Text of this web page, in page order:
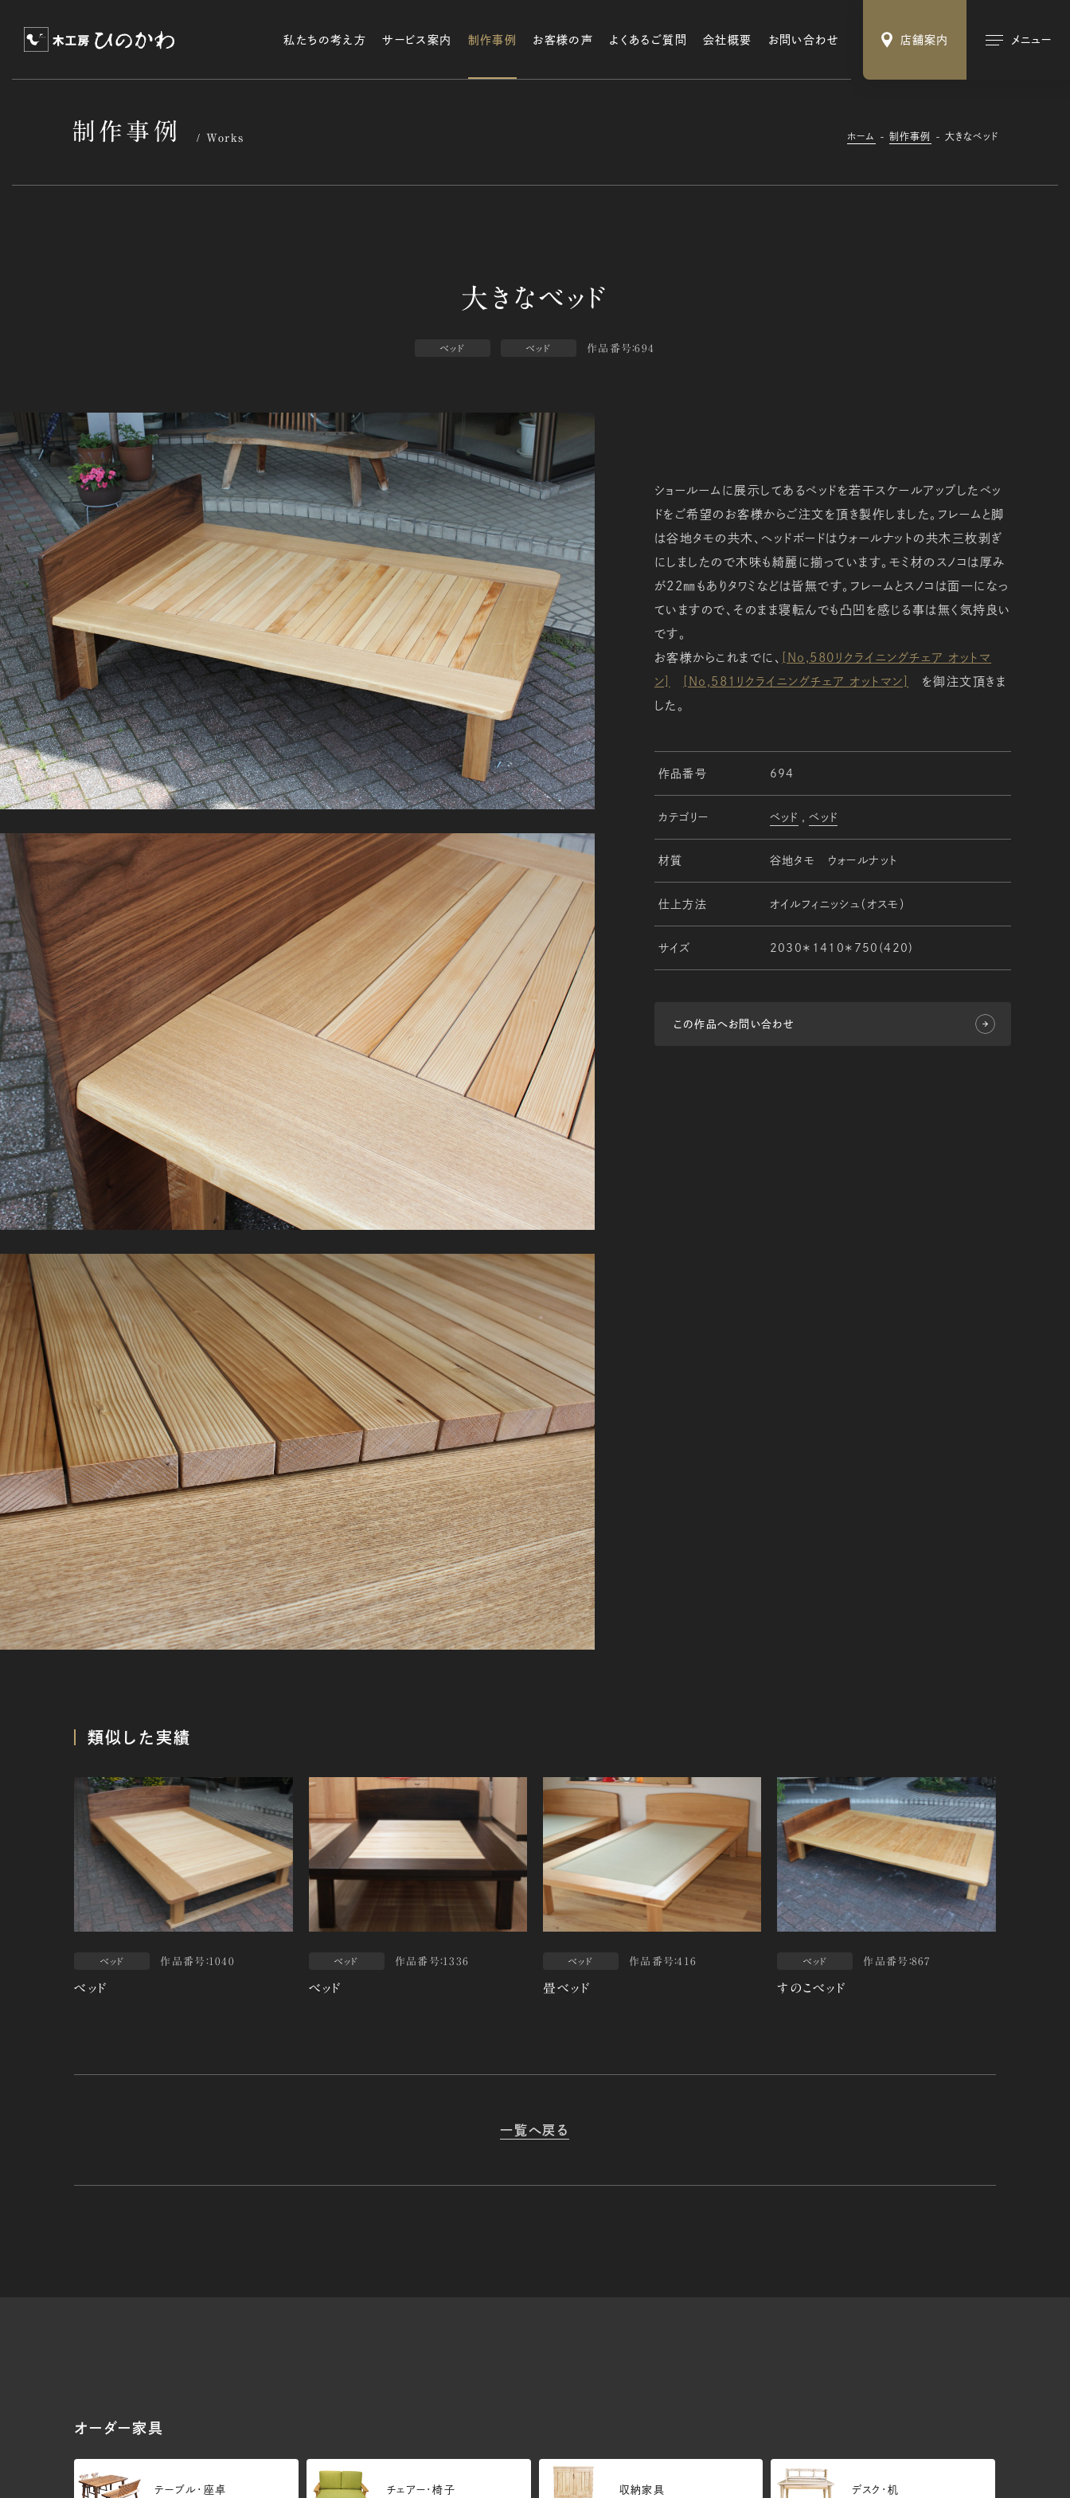
私たちの考え方 サービス案内 制作事例 お客様の声 よくあるご質問 会社概要 お問い合わせ 店舗案内 メニュー
制作事例 Works ホーム 制作事例 大きなベッド
ベッド ベッド 作品番号：694
ショールームに展示してあるベッドを若干スケールアップしたベッ
ドをご希望のお客様からご注文を頂き製作しました。フレームと脚
は谷地タモの共木、ヘッドボードはウォールナットの共木三枚剥ぎ
にしましたので木味も綺麗に揃っています。モミ材のスノコは厚み
が22㎜もありタワミなどは皆無です。フレームとスノコは面一になっ
ていますので、そのまま寝転んでも凸凹を感じる事は無く気持良い
です。
お客様からこれまでに、 [No,580リクライニングチェア オットマ
ン] [No,581リクライニングチェア オットマン] を御注文頂きま
した。
作品番号 694
カテゴリー ベッド ベッド
材質 谷地タモ ウォールナット
仕上方法 オイルフィニッシュ（オスモ）
サイズ 2030＊1410＊750(420)
この作品へお問い合わせ
類似した実績
ベッド 作品番号：1040
ベッド
ベッド 作品番号：1336
ベッド
ベッド 作品番号：416
畳ベッド
ベッド 作品番号：867
すのこベッド
一覧へ戻る
オーダー家具
テーブル・座卓 チェアー・椅子 収納家具 デスク・机